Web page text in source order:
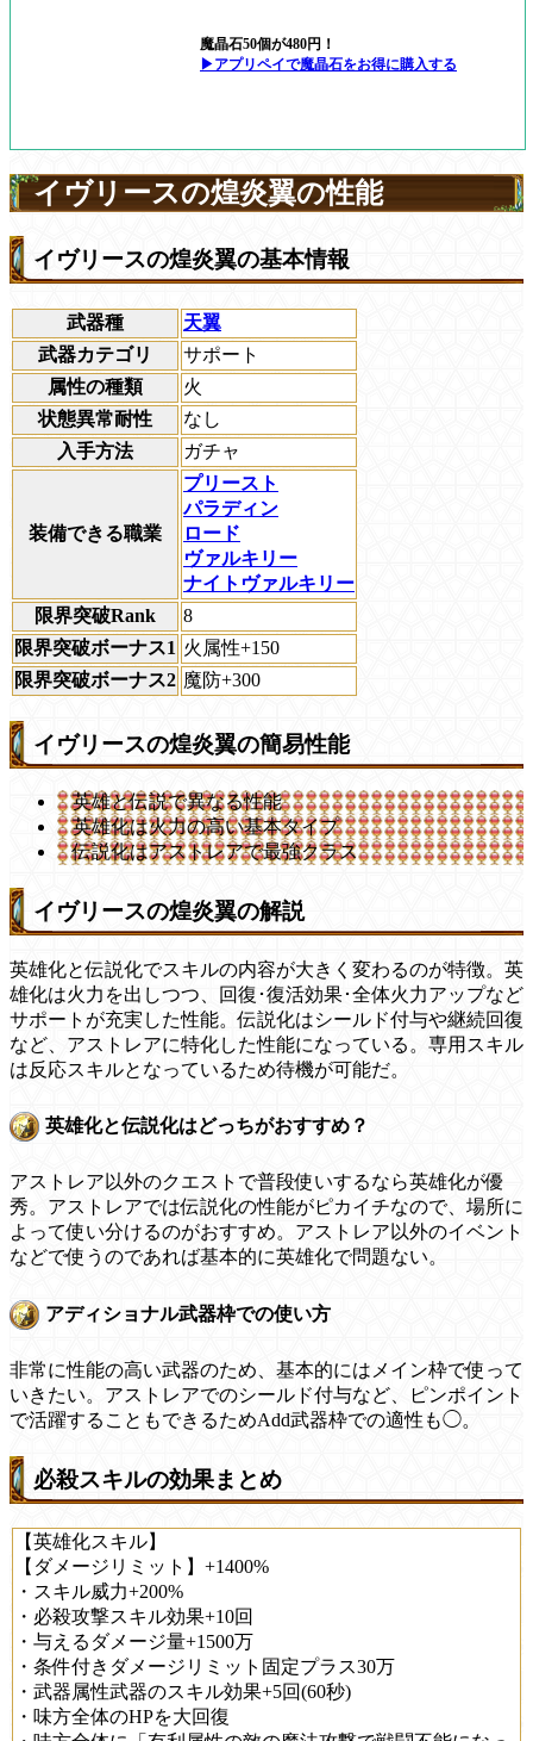
魔晶石50個が480円！
▶アプリペイで魔晶石をお得に購入する
イヴリースの煌炎翼の性能
イヴリースの煌炎翼の基本情報
武器種
天翼
武器カテゴリ
サポート
属性の種類
火
状態異常耐性
なし
入手方法
ガチャ
装備できる職業
プリースト
パラディン
ロード
ヴァルキリー
ナイトヴァルキリー
限界突破Rank
8
限界突破ボーナス1 火属性+150
限界突破ボーナス2 魔防+300
イヴリースの煌炎翼の簡易性能
英雄と伝説で異なる性能
英雄化は火力の高い基本タイプ
伝説化はアストレアで最強クラス
イヴリースの煌炎翼の解説
英雄化と伝説化でスキルの内容が大きく変わるのが特徴。英
雄化は火力を出しつつ、回復･復活効果･全体火力アップなど
サポートが充実した性能。伝説化はシールド付与や継続回復
など、アストレアに特化した性能になっている。専用スキル
は反応スキルとなっているため待機が可能だ。
英雄化と伝説化はどっちがおすすめ？
アストレア以外のクエストで普段使いするなら英雄化が優
秀。アストレアでは伝説化の性能がピカイチなので、場所に
よって使い分けるのがおすすめ。アストレア以外のイベント
などで使うのであれば基本的に英雄化で問題ない。
アディショナル武器枠での使い方
非常に性能の高い武器のため、基本的にはメイン枠で使って
いきたい。アストレアでのシールド付与など、ピンポイント
で活躍することもできるためAdd武器枠での適性も◯。
必殺スキルの効果まとめ
【英雄化スキル】
【ダメージリミット】+1400%
・スキル威力+200%
・必殺攻撃スキル効果+10回
・与えるダメージ量+1500万
・条件付きダメージリミット固定プラス30万
・武器属性武器のスキル効果+5回(60秒)
・味方全体のHPを大回復